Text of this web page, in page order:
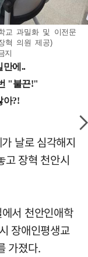
교 과밀화 및 이전문
혁 의원 제공)
지
날로 심각해지
고 장혁 천안시
서 천안인애학
장애인평생교
가졌다.